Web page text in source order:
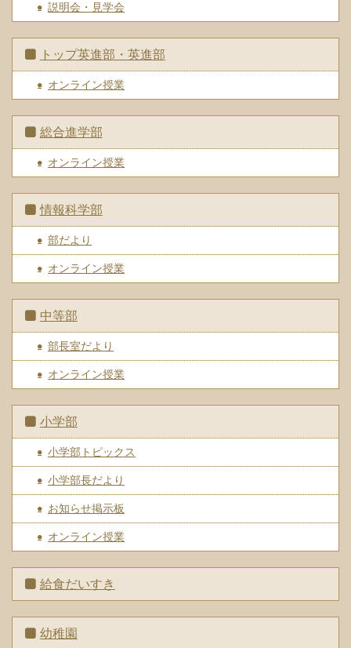
説明会・見学会
トップ英進部・英進部
オンライン授業
総合進学部
オンライン授業
情報科学部
部だより
オンライン授業
中等部
部長室だより
オンライン授業
小学部
小学部トピックス
小学部長だより
お知らせ掲示板
オンライン授業
給食だいすき
幼稚園